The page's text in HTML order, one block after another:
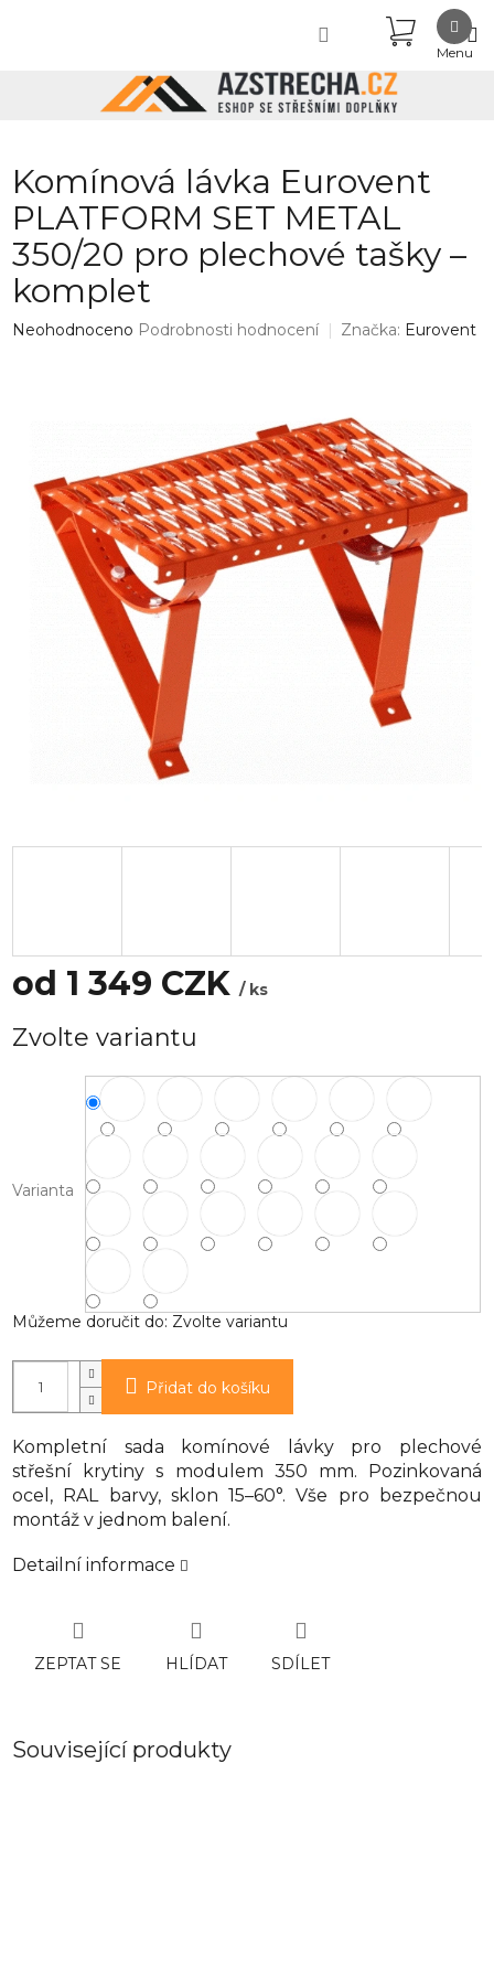
KOŠÍK
Komínová lávka Eurovent
PLATFORM SET METAL
350/20 pro plechové tašky –
komplet
Průměrné
hvězdiček.
Neohodnoceno Podrobnosti hodnocení Značka: Eurovent
od 1 349 CZK / ks
cena:
Zvolte variantu
Varianta
Můžeme doručit do: Zvolte variantu
Přidat do košíku
Kompletní sada komínové lávky pro plechové
střešní krytiny s modulem 350 mm. Pozinkovaná
ocel, RAL barvy, sklon 15–60°. Vše pro bezpečnou
montáž v jednom balení.
Detailní informace
ZEPTAT SE HLÍDAT SDÍLET
Související produkty